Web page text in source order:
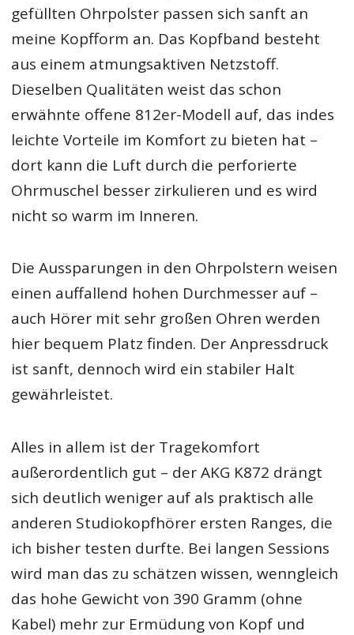
gefüllten Ohrpolster passen sich sanft an
meine Kopfform an. Das Kopfband besteht
aus einem atmungsaktiven Netzstoff.
Dieselben Qualitäten weist das schon
erwähnte offene 812er-Modell auf, das indes
leichte Vorteile im Komfort zu bieten hat –
dort kann die Luft durch die perforierte
Ohrmuschel besser zirkulieren und es wird
nicht so warm im Inneren.
Die Aussparungen in den Ohrpolstern weisen
einen auffallend hohen Durchmesser auf –
auch Hörer mit sehr großen Ohren werden
hier bequem Platz finden. Der Anpressdruck
ist sanft, dennoch wird ein stabiler Halt
gewährleistet.
Alles in allem ist der Tragekomfort
außerordentlich gut – der AKG K872 drängt
sich deutlich weniger auf als praktisch alle
anderen Studiokopfhörer ersten Ranges, die
ich bisher testen durfte. Bei langen Sessions
wird man das zu schätzen wissen, wenngleich
das hohe Gewicht von 390 Gramm (ohne
Kabel) mehr zur Ermüdung von Kopf und